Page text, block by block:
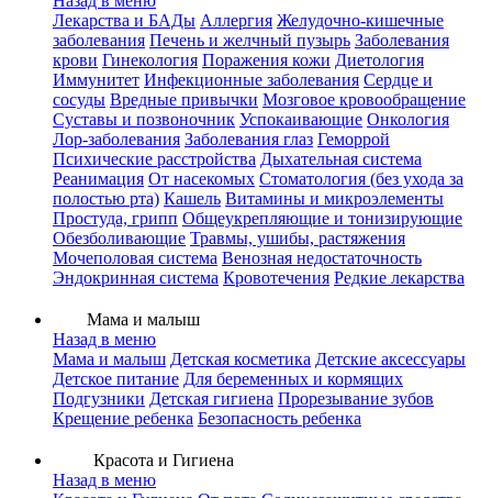
Лекарства и БАДы Аллергия Желудочно-кишечные
заболевания Печень и желчный пузырь Заболевания
крови Гинекология Поражения кожи Диетология
Иммунитет Инфекционные заболевания Сердце и
сосуды Вредные привычки Мозговое кровообращение
Суставы и позвоночник Успокаивающие Онкология
Лор-заболевания Заболевания глаз Геморрой
Психические расстройства Дыхательная система
Реанимация От насекомых Стоматология (без ухода за
полостью рта) Кашель Витамины и микроэлементы
Простуда, грипп Общеукрепляющие и тонизирующие
Обезболивающие Травмы, ушибы, растяжения
Мочеполовая система Венозная недостаточность
Эндокринная система Кровотечения Редкие лекарства
Мама и малыш
Назад в меню
Мама и малыш Детская косметика Детские аксессуары
Детское питание Для беременных и кормящих
Подгузники Детская гигиена Прорезывание зубов
Крещение ребенка Безопасность ребенка
Красота и Гигиена
Назад в меню